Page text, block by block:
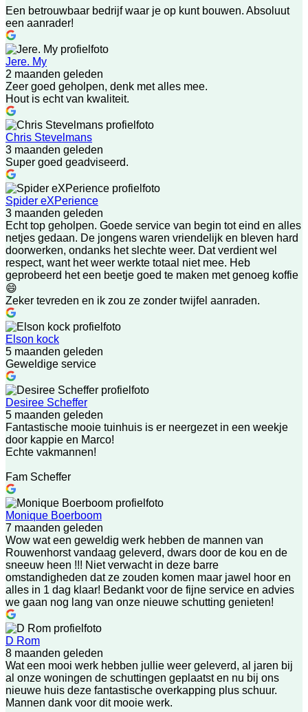
Een betrouwbaar bedrijf waar je op kunt bouwen. Absoluut
een aanrader!
Jere. My
2 maanden geleden
Zeer goed geholpen, denk met alles mee.
Hout is echt van kwaliteit.
Chris Stevelmans
3 maanden geleden
Super goed geadviseerd.
Spider eXPerience
3 maanden geleden
Echt top geholpen. Goede service van begin tot eind en alles
netjes gedaan. De jongens waren vriendelijk en bleven hard
doorwerken, ondanks het slechte weer. Dat verdient wel
respect, want het weer werkte totaal niet mee. Heb
geprobeerd het een beetje goed te maken met genoeg koffie
😄
Zeker tevreden en ik zou ze zonder twijfel aanraden.
Elson kock
5 maanden geleden
Geweldige service
Desiree Scheffer
5 maanden geleden
Fantastische mooie tuinhuis is er neergezet in een weekje
door kappie en Marco!
Echte vakmannen!
Fam Scheffer
Monique Boerboom
7 maanden geleden
Wow wat een geweldig werk hebben de mannen van
Rouwenhorst vandaag geleverd, dwars door de kou en de
sneeuw heen !!! Niet verwacht in deze barre
omstandigheden dat ze zouden komen maar jawel hoor en
alles in 1 dag klaar! Bedankt voor de fijne service en advies
we gaan nog lang van onze nieuwe schutting genieten!
D Rom
8 maanden geleden
Wat een mooi werk hebben jullie weer geleverd, al jaren bij
al onze woningen de schuttingen geplaatst en nu bij ons
nieuwe huis deze fantastische overkapping plus schuur.
Mannen dank voor dit mooie werk.